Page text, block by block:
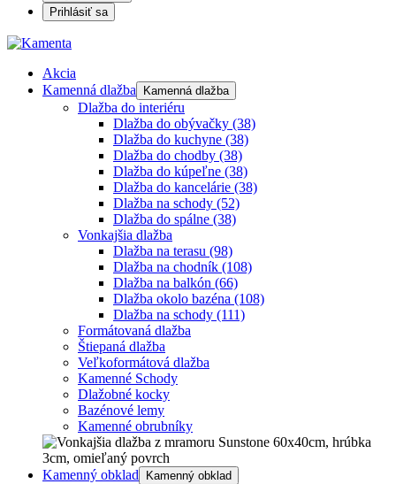
Prihlásiť sa
Akcia
Kamenná dlažba
Kamenná dlažba
Dlažba do interiéru
Dlažba do obývačky (38)
Dlažba do kuchyne (38)
Dlažba do chodby (38)
Dlažba do kúpeľne (38)
Dlažba do kancelárie (38)
Dlažba na schody (52)
Dlažba do spálne (38)
Vonkajšia dlažba
Dlažba na terasu (98)
Dlažba na chodník (108)
Dlažba na balkón (66)
Dlažba okolo bazéna (108)
Dlažba na schody (111)
Formátovaná dlažba
Štiepaná dlažba
Veľkoformátová dlažba
Kamenné Schody
Dlažobné kocky
Bazénové lemy
Kamenné obrubníky
Kamenný obklad Kamenný obklad